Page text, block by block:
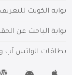
بوابة الكويت
بوابة الباحث عن
بطاقات الواتس آب